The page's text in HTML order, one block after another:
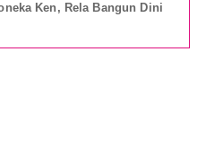
Ken, Rela Bangun Dini